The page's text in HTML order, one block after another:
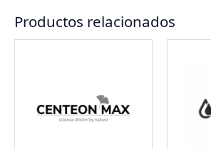
Productos relacionados